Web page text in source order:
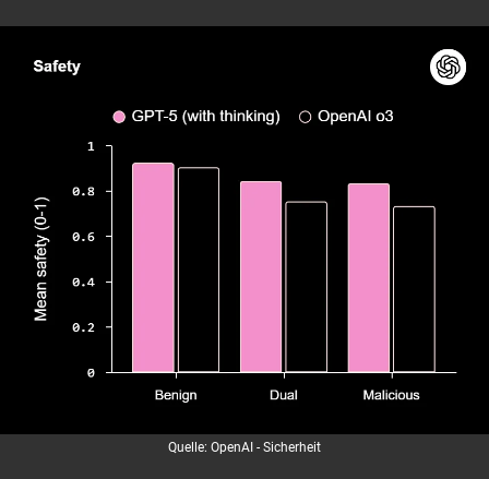
Quelle: OpenAI - Sicherheit